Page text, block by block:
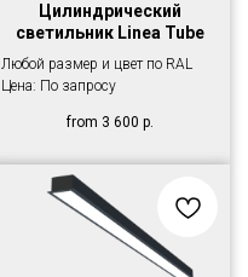
Цилиндрический
светильник Linea Tube
Любой размер и цвет по RAL
Цена: По запросу
from 3 600 р.